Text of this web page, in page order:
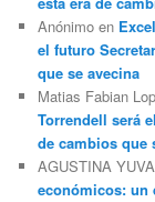
Anónimo en
el futuro
que se avecina
Matias Fabian
Torrendell será
de cambios que
AGUSTINA
económicos: un